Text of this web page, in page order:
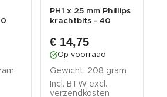
PH1 x 25 mm Phillips
krachtbits - 40
€ 14,75
Op voorraad
Gewicht: 208 gram
Incl. BTW excl.
verzendkosten